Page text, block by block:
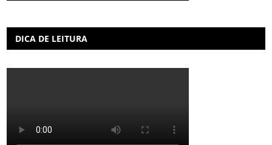
DICA DE LEITURA